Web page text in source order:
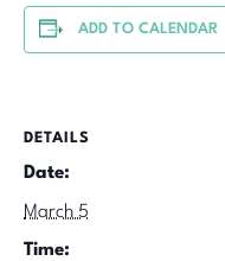
ADD TO CALENDAR
DETAILS
Date:
March 5
Time: